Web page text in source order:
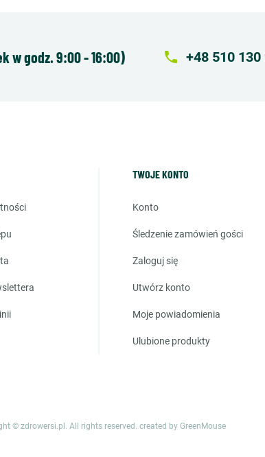
w godz. 9:00 - 16:00) local_phone +48 510 130
TWOJE KONTO
konto
śledzenie zamówień gości
zaloguj się
utwórz konto
moje powiadomienia
ulubione produkty
© zdrowersi.pl. All rights reserved. created by GreenMouse